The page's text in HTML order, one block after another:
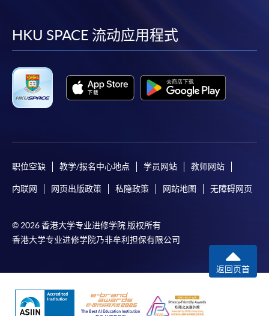
facebook
youtube
linkedin
HKU SPACE 流动应用程式
职位空缺 教学/报名中心地点 学员网站 教师网站
内联网 网页出版政策 私隐政策 网站地图 无障碍网页
© 2026 香港大学专业进修学院 版权所有
香港大学专业进修学院乃非牟利担保有限公司
返回页首